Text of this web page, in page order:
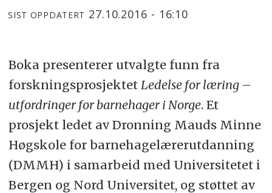
SIST OPPDATERT 27.10.2016 - 16:10
Boka presenterer utvalgte funn fra
forskningsprosjektet Ledelse for læring –
utfordringer for barnehager i Norge. Et
prosjekt ledet av Dronning Mauds Minne
Høgskole for barnehagelærerutdanning
(DMMH) i samarbeid med Universitetet i
Bergen og Nord Universitet, og støttet av